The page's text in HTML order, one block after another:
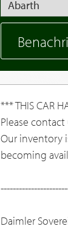
*** THIS CAR
Please
Our inventory
becoming
Daimler